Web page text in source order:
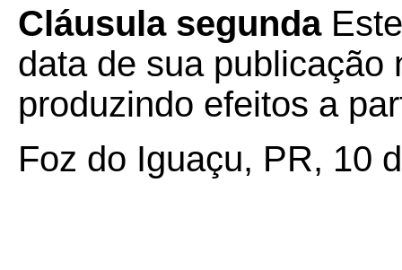
Cláusula segunda
data de sua publicação
produzindo efeitos a
Foz do Iguaçu, PR, 10